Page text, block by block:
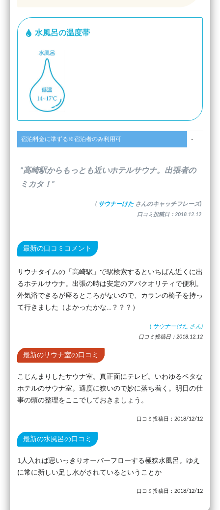
水風呂の温度帯
宿泊料金に準ずる※宿泊者のみ利用可 -
”高崎駅からもっとも近いホテルサウナ。出張者の
ミカタ！”
( サウナーけた さんのキャッチフレーズ)
口コミ投稿日：2018.12.12
最新の口コミコメント
サウナタイムの「高崎駅」で駅検索するといちばん近くに出
るホテルサウナ。出張の時は安定のアパクオリティで便利。
外気浴できるが座るところがないので、カランの椅子を持っ
て行きました（よかったかな…？？？）
( サウナーけた さん)
口コミ投稿日：2018.12.12
最新のサウナ室の口コミ
こじんまりしたサウナ室。真正面にテレビ。いわゆるベタな
ホテルのサウナ室。適度に狭いので妙に落ち着く。明日の仕
事の頭の整理をここでしておきましょう。
口コミ投稿日：2018/12/12
最新の水風呂の口コミ
1人入れば思いっきりオーバーフローする極狭水風呂。ゆえ
に常に新しい足し水がされているということか
口コミ投稿日：2018/12/12